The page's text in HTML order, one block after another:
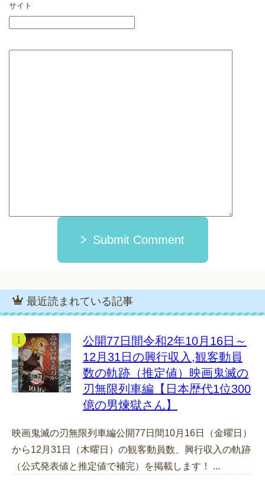
サイト
Submit Comment
最近読まれている記事
公開77日間令和2年10月16日～
12月31日の興行収入,観客動員
数の軌跡（推定値）映画鬼滅の
刃無限列車編【日本歴代1位300
億の男煉獄さん】
映画鬼滅の刃無限列車編公開77日間10月16日（金曜日）
から12月31日（木曜日）の観客動員数、興行収入の軌跡
（公式発表値と推定値で補完）を掲載します！ ...